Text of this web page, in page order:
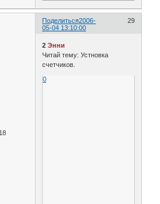
Поделиться 29
2006-
05-04 13:10:00
2Энни
Читай тему: Устновка
счетчиков.
0